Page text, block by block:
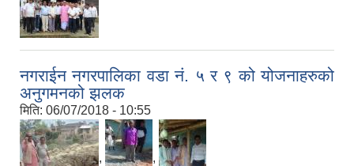
नगराईन नगरपालिका वडा नं. ५ र ९ को योजनाहरुको
अनुगमनको झलक
मिति: 06/07/2018 - 10:55
, ,